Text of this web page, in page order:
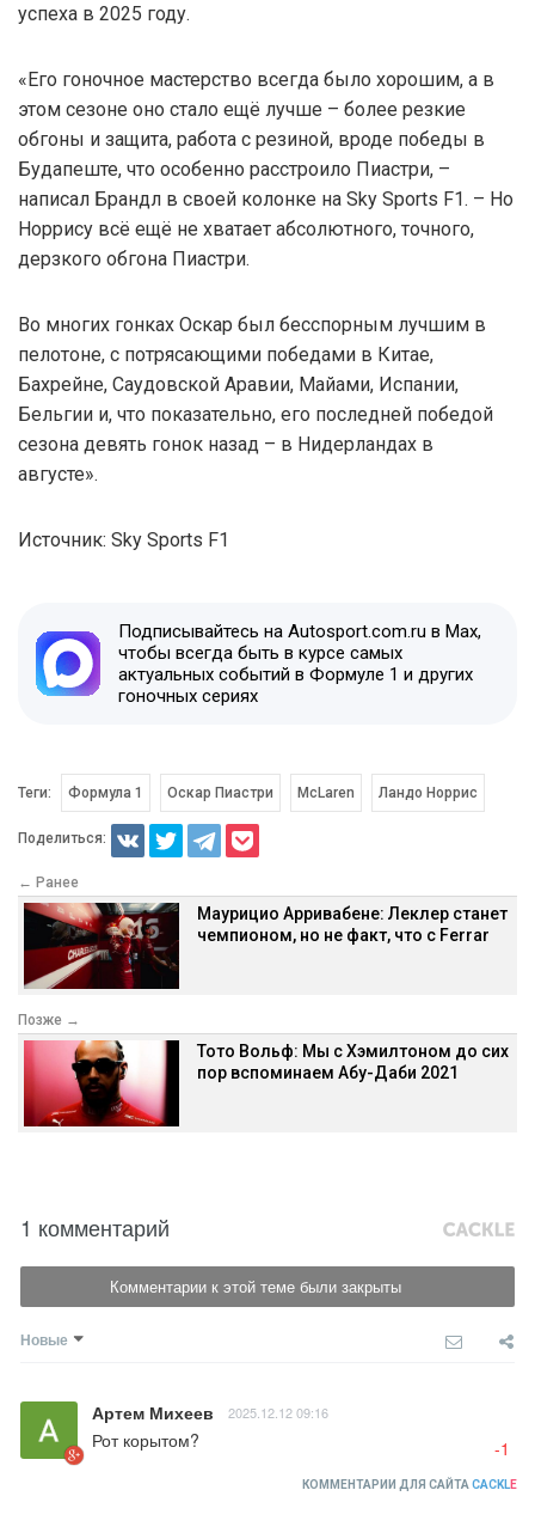
успеха в 2025 году.
«Его гоночное мастерство всегда было хорошим, а в
этом сезоне оно стало ещё лучше – более резкие
обгоны и защита, работа с резиной, вроде победы в
Будапеште, что особенно расстроило Пиастри, –
написал Брандл в своей колонке на Sky Sports F1. – Но
Норрису всё ещё не хватает абсолютного, точного,
дерзкого обгона Пиастри.
Во многих гонках Оскар был бесспорным лучшим в
пелотоне, с потрясающими победами в Китае,
Бахрейне, Саудовской Аравии, Майами, Испании,
Бельгии и, что показательно, его последней победой
сезона девять гонок назад – в Нидерландах в
августе».
Источник: Sky Sports F1
Подписывайтесь на Autosport.com.ru в Max,
чтобы всегда быть в курсе самых
актуальных событий в Формуле 1 и других
гоночных сериях
Теги: Формула 1 Оскар Пиастри McLaren Ландо Норрис
Поделиться:
← Ранее
Маурицио Арривабене: Леклер станет
чемпионом, но не факт, что с Ferrar
Позже →
Тото Вольф: Мы с Хэмилтоном до сих
пор вспоминаем Абу-Даби 2021
1 комментарий
Комментарии к этой теме были закрыты
Новые
Артем Михеев 2025.12.12 09:16
Рот корытом? -1
КОММЕНТАРИИ ДЛЯ САЙТА CACKLE